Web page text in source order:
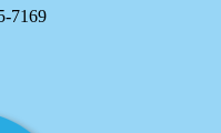
7169